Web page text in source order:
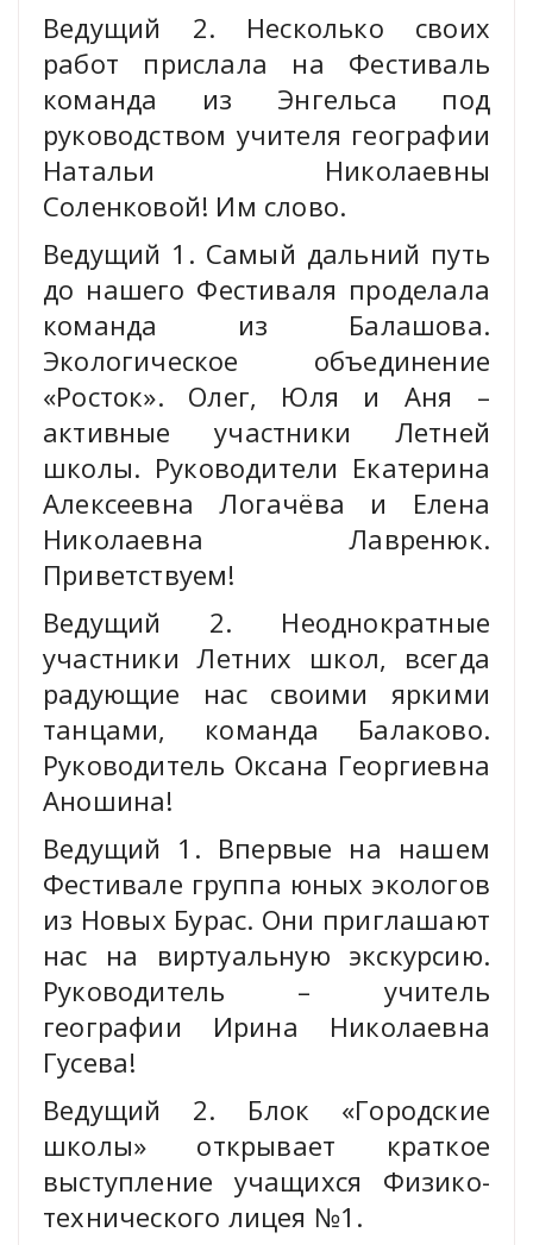
Ведущий 2. Несколько своих
работ прислала на Фестиваль
команда из Энгельса под
руководством учителя географии
Натальи Николаевны
Соленковой! Им слово.
Ведущий 1. Самый дальний путь
до нашего Фестиваля проделала
команда из Балашова.
Экологическое объединение
«Росток». Олег, Юля и Аня –
активные участники Летней
школы. Руководители Екатерина
Алексеевна Логачёва и Елена
Николаевна Лавренюк.
Приветствуем!
Ведущий 2. Неоднократные
участники Летних школ, всегда
радующие нас своими яркими
танцами, команда Балаково.
Руководитель Оксана Георгиевна
Аношина!
Ведущий 1. Впервые на нашем
Фестивале группа юных экологов
из Новых Бурас. Они приглашают
нас на виртуальную экскурсию.
Руководитель – учитель
географии Ирина Николаевна
Гусева!
Ведущий 2. Блок «Городские
школы» открывает краткое
выступление учащихся Физико-
технического лицея №1.